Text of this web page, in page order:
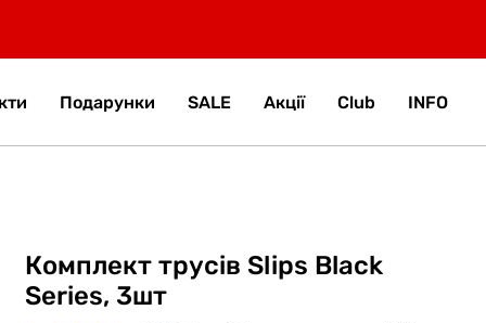
Подарунки SALE Акції Club INFO
Комплект трусів Slips Black
Series, 3шт